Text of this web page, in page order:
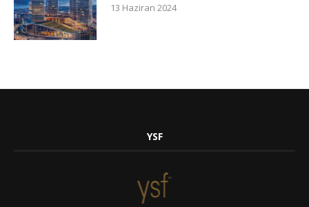
13 Haziran 2024
YSF